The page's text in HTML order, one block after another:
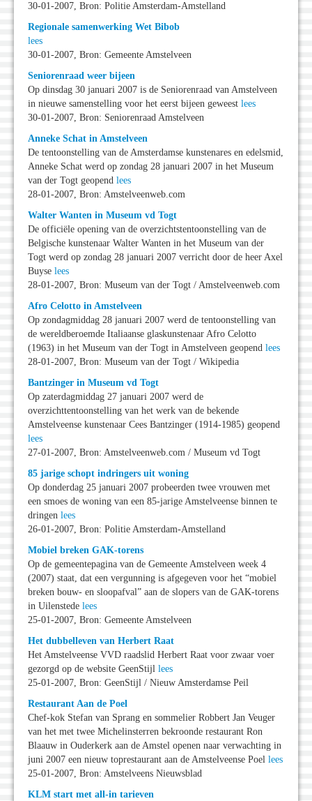
30-01-2007, Bron: Politie Amsterdam-Amstelland
Regionale samenwerking Wet Bibob
lees
30-01-2007, Bron: Gemeente Amstelveen
Seniorenraad weer bijeen
Op dinsdag 30 januari 2007 is de Seniorenraad van Amstelveen
in nieuwe samenstelling voor het eerst bijeen geweest lees
30-01-2007, Bron: Seniorenraad Amstelveen
Anneke Schat in Amstelveen
De tentoonstelling van de Amsterdamse kunstenares en edelsmid,
Anneke Schat werd op zondag 28 januari 2007 in het Museum
van der Togt geopend lees
28-01-2007, Bron: Amstelveenweb.com
Walter Wanten in Museum vd Togt
De officiële opening van de overzichtstentoonstelling van de
Belgische kunstenaar Walter Wanten in het Museum van der
Togt werd op zondag 28 januari 2007 verricht door de heer Axel
Buyse lees
28-01-2007, Bron: Museum van der Togt / Amstelveenweb.com
Afro Celotto in Amstelveen
Op zondagmiddag 28 januari 2007 werd de tentoonstelling van
de wereldberoemde Italiaanse glaskunstenaar Afro Celotto
(1963) in het Museum van der Togt in Amstelveen geopend lees
28-01-2007, Bron: Museum van der Togt / Wikipedia
Bantzinger in Museum vd Togt
Op zaterdagmiddag 27 januari 2007 werd de
overzichttentoonstelling van het werk van de bekende
Amstelveense kunstenaar Cees Bantzinger (1914-1985) geopend
lees
27-01-2007, Bron: Amstelveenweb.com / Museum vd Togt
85 jarige schopt indringers uit woning
Op donderdag 25 januari 2007 probeerden twee vrouwen met
een smoes de woning van een 85-jarige Amstelveense binnen te
dringen lees
26-01-2007, Bron: Politie Amsterdam-Amstelland
Mobiel breken GAK-torens
Op de gemeentepagina van de Gemeente Amstelveen week 4
(2007) staat, dat een vergunning is afgegeven voor het “mobiel
breken bouw- en sloopafval” aan de slopers van de GAK-torens
in Uilenstede lees
25-01-2007, Bron: Gemeente Amstelveen
Het dubbelleven van Herbert Raat
Het Amstelveense VVD raadslid Herbert Raat voor zwaar voer
gezorgd op de website GeenStijl lees
25-01-2007, Bron: GeenStijl / Nieuw Amsterdamse Peil
Restaurant Aan de Poel
Chef-kok Stefan van Sprang en sommelier Robbert Jan Veuger
van het met twee Michelinsterren bekroonde restaurant Ron
Blaauw in Ouderkerk aan de Amstel openen naar verwachting in
juni 2007 een nieuw toprestaurant aan de Amstelveense Poel lees
25-01-2007, Bron: Amstelveens Nieuwsblad
KLM start met all-in tarieven